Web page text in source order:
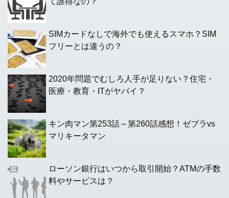
SIMカードなしで海外でも使えるスマホ？SIM
フリーとは違うの？
2020年問題でむしろ人手が足りない？住宅・
医療・教育・ITがヤバイ？
キン肉マン第253話～第260話感想！ゼブラvs
マリキータマン
ローソン銀行はいつから取引開始？ATMの手数
料やサービスは？